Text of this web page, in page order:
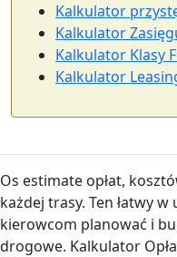
Kalkulator
Kalkulator
Kalkulator Klasy
Kalkulator
Os estimate opłat,
każdej trasy. Ten łatwy
kierowcom planować i
drogowe. Kalkulator